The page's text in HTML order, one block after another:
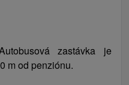
Niedzici, či poľského
V časti obce
aj obnovené kúpele
chorôb. Červený
zastávka je
m od penziónu.